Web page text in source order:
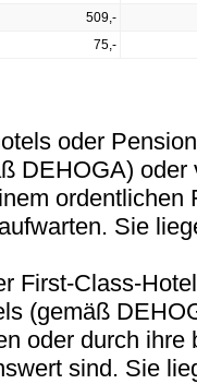
509,-
75,-
oder
DEHOGA) oder
ordentlichen
Sie
First-Class-
(gemäß
oder durch ihre
sind. Sie